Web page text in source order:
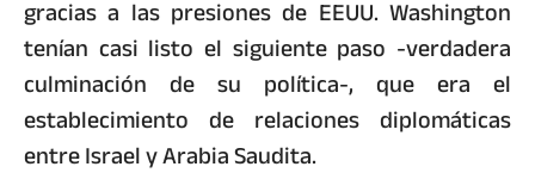
gracias a las presiones de EEUU. Washington
tenían casi listo el siguiente paso -verdadera
culminación de su política-, que era el
establecimiento de relaciones diplomáticas
entre Israel y Arabia Saudita.